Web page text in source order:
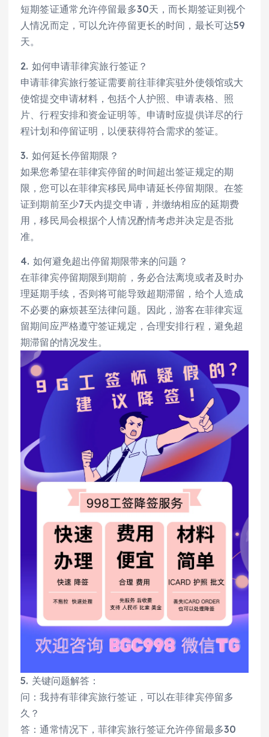
短期签证通常允许停留最多30天，而长期签证则视个
人情况而定，可以允许停留更长的时间，最长可达59
天。
2. 如何申请菲律宾旅行签证？
申请菲律宾旅行签证需要前往菲律宾驻外使领馆或大
使馆提交申请材料，包括个人护照、申请表格、照
片、行程安排和资金证明等。申请时应提供详尽的行
程计划和停留证明，以便获得符合需求的签证。
3. 如何延长停留期限？
如果您希望在菲律宾停留的时间超出签证规定的期
限，您可以在菲律宾移民局申请延长停留期限。在签
证到期前至少7天内提交申请，并缴纳相应的延期费
用，移民局会根据个人情况酌情考虑并决定是否批
准。
4. 如何避免超出停留期限带来的问题？
在菲律宾停留期限到期前，务必合法离境或者及时办
理延期手续，否则将可能导致超期滞留，给个人造成
不必要的麻烦甚至法律问题。因此，游客在菲律宾逗
留期间应严格遵守签证规定，合理安排行程，避免超
期滞留的情况发生。
5. 关键问题解答：
问：我持有菲律宾旅行签证，可以在菲律宾停留多
久？
答：通常情况下，菲律宾旅行签证允许停留最多30